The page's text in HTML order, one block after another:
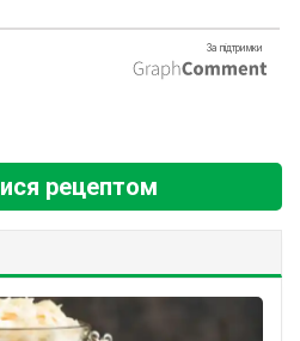
рецептом